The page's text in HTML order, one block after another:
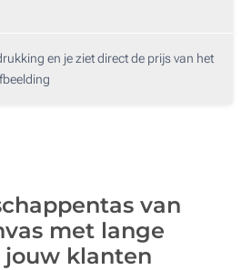
een kant)
en je ziet direct de prijs van het
van
met lange
jouw klanten